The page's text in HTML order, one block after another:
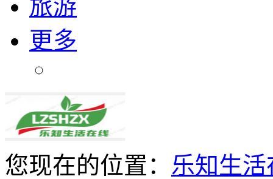
旅游
更多
您现在的位置： 乐知生活